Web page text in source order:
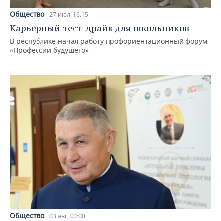
Общество 27 июл, 16:15
Карьерный тест-драйв для школьников
В республике начал работу профориентационный форум
«Профессии будущего»
Общество 03 авг, 00:00